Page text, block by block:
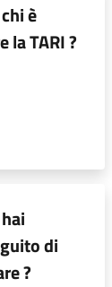
è
la TARI ?
di
?